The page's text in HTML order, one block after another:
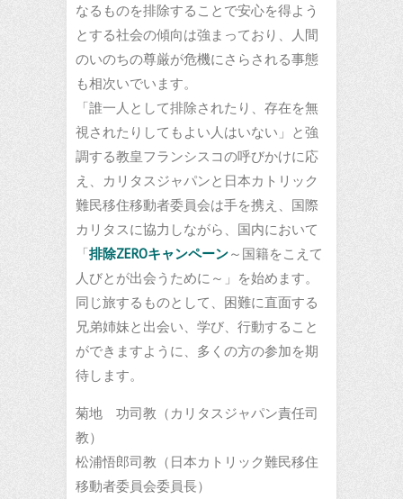
なるものを排除することで安心を得よう
とする社会の傾向は強まっており、人間
のいのちの尊厳が危機にさらされる事態
も相次いでいます。
「誰一人として排除されたり、存在を無
視されたりしてもよい人はいない」と強
調する教皇フランシスコの呼びかけに応
え、カリタスジャパンと日本カトリック
難民移住移動者委員会は手を携え、国際
カリタスに協力しながら、国内において
「排除ZEROキャンペーン～国籍をこえて
人びとが出会うために～」を始めます。
同じ旅するものとして、困難に直面する
兄弟姉妹と出会い、学び、行動すること
ができますように、多くの方の参加を期
待します。
菊地 功司教（カリタスジャパン責任司
教）
松浦悟郎司教（日本カトリック難民移住
移動者委員会委員長）